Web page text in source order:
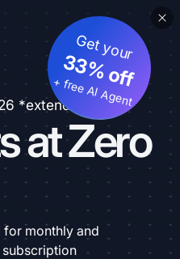
*extended
at Zero
Get your
33% off
+ free AI Agent
for monthly and